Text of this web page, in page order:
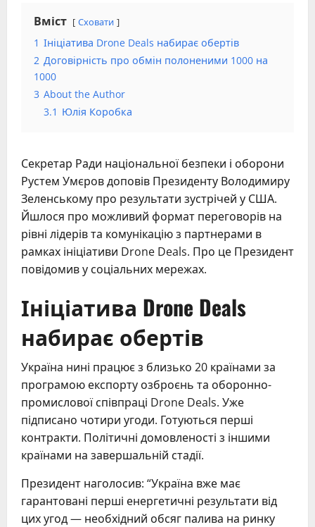
Вміст Сховати
1 Ініціатива Drone Deals набирає обертів
2 Договірність про обмін полоненими 1000 на
1000
3 About the Author
3.1 Юлія Коробка
Секретар Ради національної безпеки і оборони
Рустем Умєров доповів Президенту Володимиру
Зеленському про результати зустрічей у США.
Йшлося про можливий формат переговорів на
рівні лідерів та комунікацію з партнерами в
рамках ініціативи Drone Deals. Про це Президент
повідомив у соціальних мережах.
Ініціатива Drone Deals
набирає обертів
Україна нині працює з близько 20 країнами за
програмою експорту озброєнь та оборонно-
промислової співпраці Drone Deals. Уже
підписано чотири угоди. Готуються перші
контракти. Політичні домовленості з іншими
країнами на завершальній стадії.
Президент наголосив: “Україна вже має
гарантовані перші енергетичні результати від
цих угод — необхідний обсяг палива на ринку